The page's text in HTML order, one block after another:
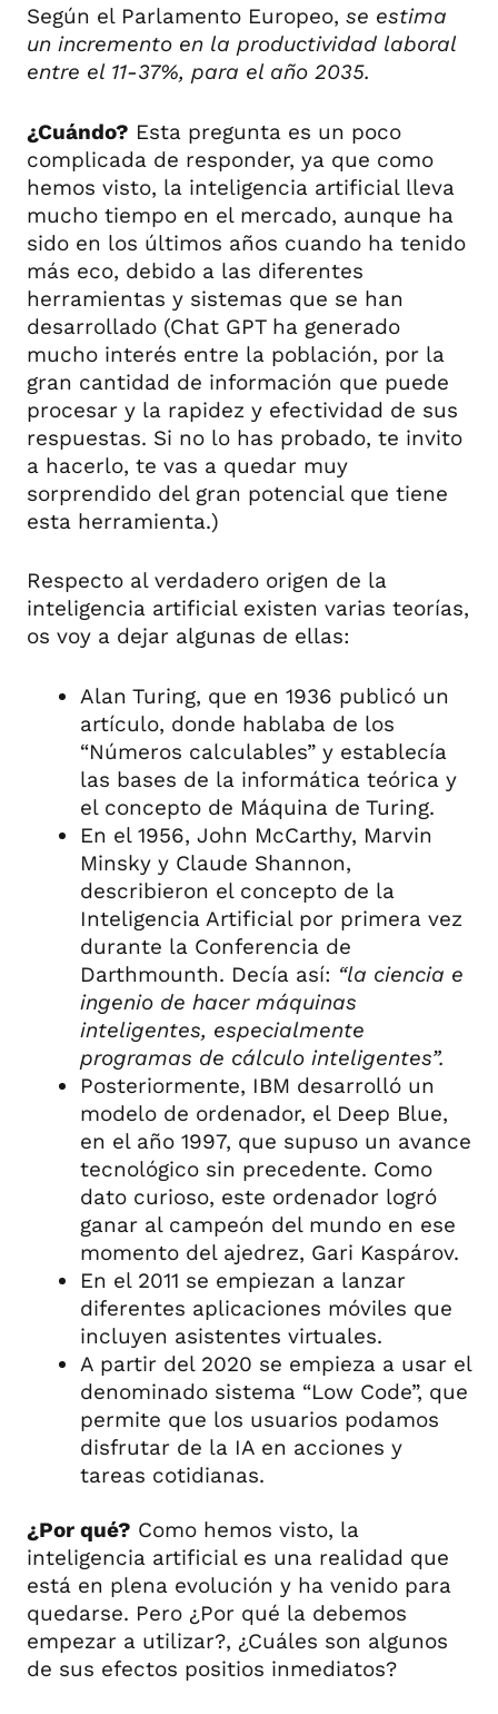
Según el Parlamento Europeo, se estima
un incremento en la productividad laboral
entre el 11-37%, para el año 2035.
¿Cuándo? Esta pregunta es un poco
complicada de responder, ya que como
hemos visto, la inteligencia artificial lleva
mucho tiempo en el mercado, aunque ha
sido en los últimos años cuando ha tenido
más eco, debido a las diferentes
herramientas y sistemas que se han
desarrollado (Chat GPT ha generado
mucho interés entre la población, por la
gran cantidad de información que puede
procesar y la rapidez y efectividad de sus
respuestas. Si no lo has probado, te invito
a hacerlo, te vas a quedar muy
sorprendido del gran potencial que tiene
esta herramienta.)
Respecto al verdadero origen de la
inteligencia artificial existen varias teorías,
os voy a dejar algunas de ellas:
Alan Turing, que en 1936 publicó un
artículo, donde hablaba de los
“Números calculables” y establecía
las bases de la informática teórica y
el concepto de Máquina de Turing.
En el 1956, John McCarthy, Marvin
Minsky y Claude Shannon,
describieron el concepto de la
Inteligencia Artificial por primera vez
durante la Conferencia de
Darthmounth. Decía así: “la ciencia e
ingenio de hacer máquinas
inteligentes, especialmente
programas de cálculo inteligentes”.
Posteriormente, IBM desarrolló un
modelo de ordenador, el Deep Blue,
en el año 1997, que supuso un avance
tecnológico sin precedente. Como
dato curioso, este ordenador logró
ganar al campeón del mundo en ese
momento del ajedrez, Gari Kaspárov.
En el 2011 se empiezan a lanzar
diferentes aplicaciones móviles que
incluyen asistentes virtuales.
A partir del 2020 se empieza a usar el
denominado sistema “Low Code”, que
permite que los usuarios podamos
disfrutar de la IA en acciones y
tareas cotidianas.
¿Por qué? Como hemos visto, la
inteligencia artificial es una realidad que
está en plena evolución y ha venido para
quedarse. Pero ¿Por qué la debemos
empezar a utilizar?, ¿Cuáles son algunos
de sus efectos positios inmediatos?